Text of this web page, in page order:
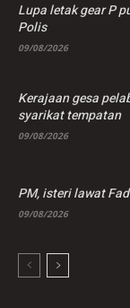
Lupa letak gear P
Polis
09/08/2026
Kerajaan gesa
syarikat tempatan
09/08/2026
PM, isteri lawat
09/08/2026